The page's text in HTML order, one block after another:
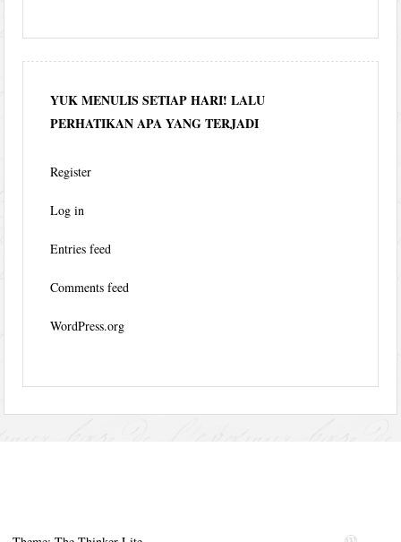
YUK MENULIS SETIAP HARI! LALU
PERHATIKAN APA YANG TERJADI
Register
Log in
Entries feed
Comments feed
WordPress.org